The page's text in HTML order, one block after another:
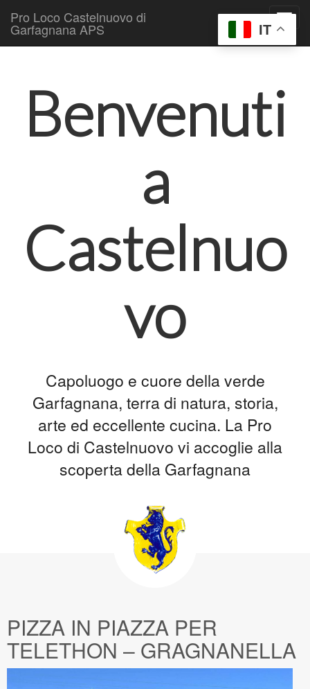
Pro Loco Castelnuovo di
Garfagnana APS
Benvenuti
a
Castelnuo
vo
Capoluogo e cuore della verde
Garfagnana, terra di natura, storia,
arte ed eccellente cucina. La Pro
Loco di Castelnuovo vi accoglie alla
scoperta della Garfagnana
PIZZA IN PIAZZA PER
TELETHON – GRAGNANELLA
IT